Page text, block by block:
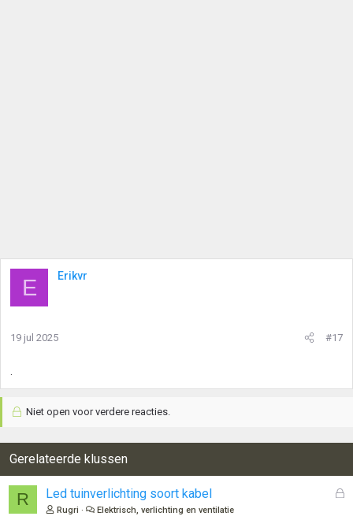
E Erikvr
19 jul 2025 #17
Niet open voor verdere reacties.
Gerelateerde klussen
R
G
Led tuinverlichting soort kabel
Rugri Elektrisch, verlichting en ventilatie